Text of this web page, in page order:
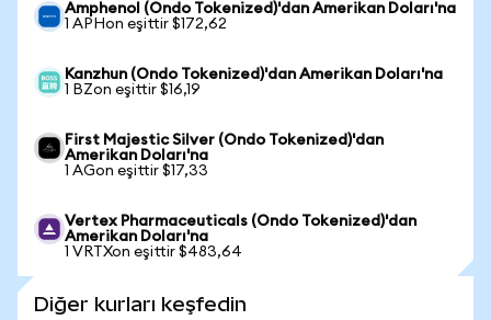
Amphenol (Ondo Tokenized)'dan Amerikan Doları'na
1 APHon eşittir $172,62
Kanzhun (Ondo Tokenized)'dan Amerikan Doları'na
1 BZon eşittir $16,19
First Majestic Silver (Ondo Tokenized)'dan
Amerikan Doları'na
1 AGon eşittir $17,33
Vertex Pharmaceuticals (Ondo Tokenized)'dan
Amerikan Doları'na
1 VRTXon eşittir $483,64
Diğer kurları keşfedin